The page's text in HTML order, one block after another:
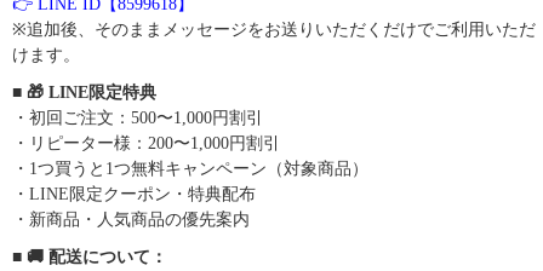
👉 LINE ID【8599618】
※追加後、そのままメッセージをお送りいただくだけでご利用いただ
けます。
■ 🎁 LINE限定特典
・初回ご注文：500〜1,000円割引
・リピーター様：200〜1,000円割引
・1つ買うと1つ無料キャンペーン（対象商品）
・LINE限定クーポン・特典配布
・新商品・人気商品の優先案内
■ 🚚 配送について：